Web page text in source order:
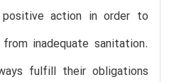
action in order to
inadequate sanitation.
fulfill their obligations